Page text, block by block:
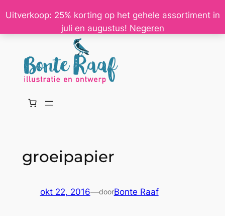
Uitverkoop: 25% korting op het gehele assortiment in
juli en augustus! Negeren
Ga
de
groeipapier
okt 22, 2016—doorBonte Raaf